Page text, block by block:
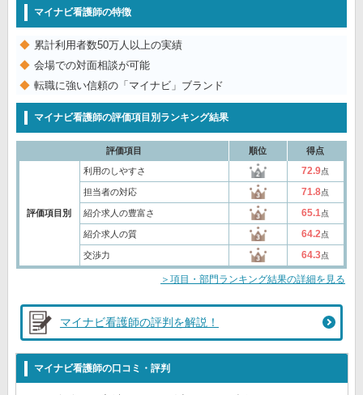
マイナビ看護師の特徴
累計利用者数50万人以上の実績
会場での対面相談が可能
転職に強い信頼の「マイナビ」ブランド
マイナビ看護師の評価項目別ランキング結果
評価項目 順位 得点
評価項目別
利用のしやすさ 72.9点
担当者の対応 71.8点
紹介求人の豊富さ 65.1点
紹介求人の質 64.2点
交渉力 64.3点
＞項目・部門ランキング結果の詳細を見る
マイナビ看護師の評判を解説！
マイナビ看護師の口コミ・評判